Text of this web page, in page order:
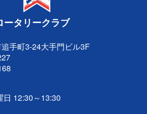
ータリークラブ
手町3-24大手門ビル3F
日 12:30～13:30